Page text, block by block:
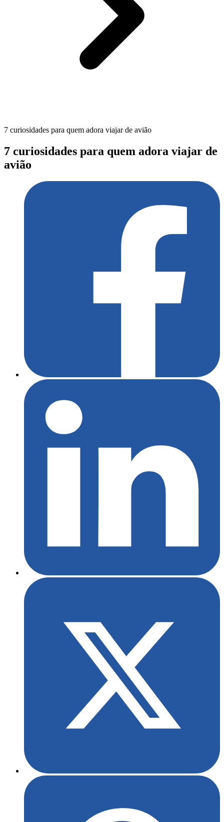
7 curiosidades para quem adora viajar de avião
7 curiosidades para quem adora viajar de
avião